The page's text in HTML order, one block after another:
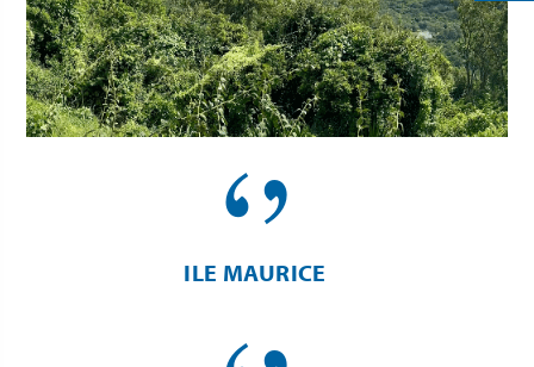
ILE MAURICE